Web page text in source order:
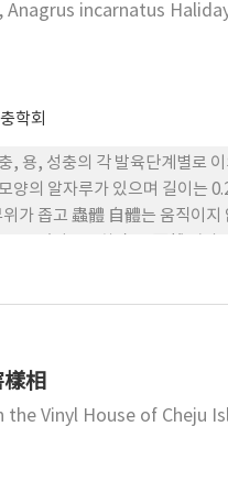
incarnatus
학회
, 성충의 각 발육단계별로 이
양의 알자루가 있으며 길이는
가 좁고 蟲體 自體는 움직이지
mm였다. 번데기 시기는
은 암컷이 0.660 mm, 습컷은
相
Vinyl House of Cheju